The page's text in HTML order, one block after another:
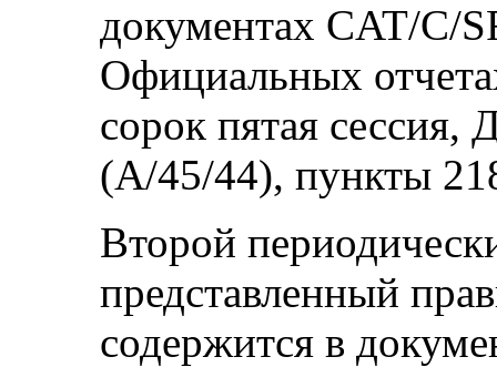
документах CAT/C/
Официальных
сорок пятая
(А/45/44), пункты
Второй
представленный
содержится в